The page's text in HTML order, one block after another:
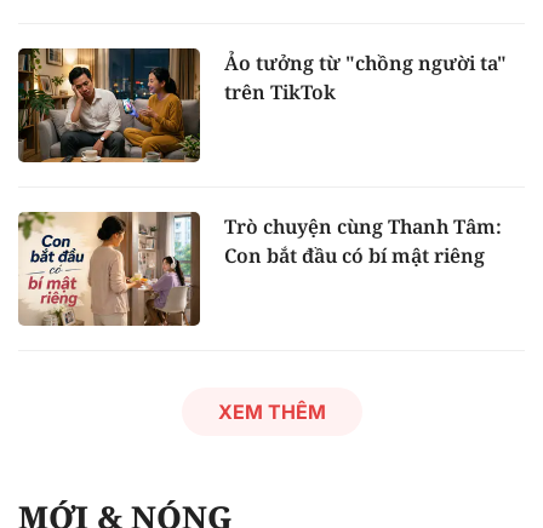
Ảo tưởng từ "chồng người ta"
trên TikTok
Trò chuyện cùng Thanh Tâm:
Con bắt đầu có bí mật riêng
XEM THÊM
MỚI & NÓNG